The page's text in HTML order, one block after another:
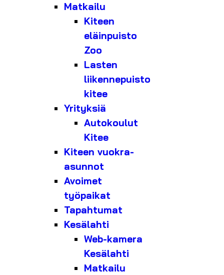
Matkailu
Kiteen
eläinpuisto
Zoo
Lasten
liikennepuisto
kitee
Yrityksiä
Autokoulut
Kitee
Kiteen vuokra-
asunnot
Avoimet
työpaikat
Tapahtumat
Kesälahti
Web-kamera
Kesälahti
Matkailu